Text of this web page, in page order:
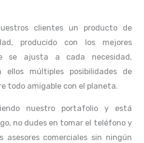
clientes un producto de
producido con los mejores
se ajusta a cada necesidad,
ellos múltiples posibilidades de
todo amigable con el planeta.
nuestro portafolio y está
no dudes en tomar el teléfono y
asesores comerciales sin ningún